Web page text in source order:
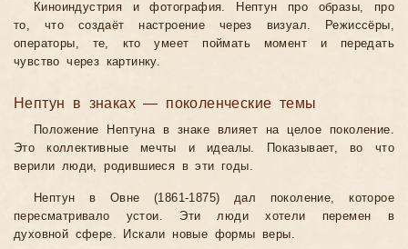
Киноиндустрия и фотография. Нептун про образы, про
то, что создаёт настроение через визуал. Режиссёры,
операторы, те, кто умеет поймать момент и передать
чувство через картинку.
Нептун в знаках — поколенческие темы
Положение Нептуна в знаке влияет на целое поколение.
Это коллективные мечты и идеалы. Показывает, во что
верили люди, родившиеся в эти годы.
Нептун в Овне (1861-1875) дал поколение, которое
пересматривало устои. Эти люди хотели перемен в
духовной сфере. Искали новые формы веры.